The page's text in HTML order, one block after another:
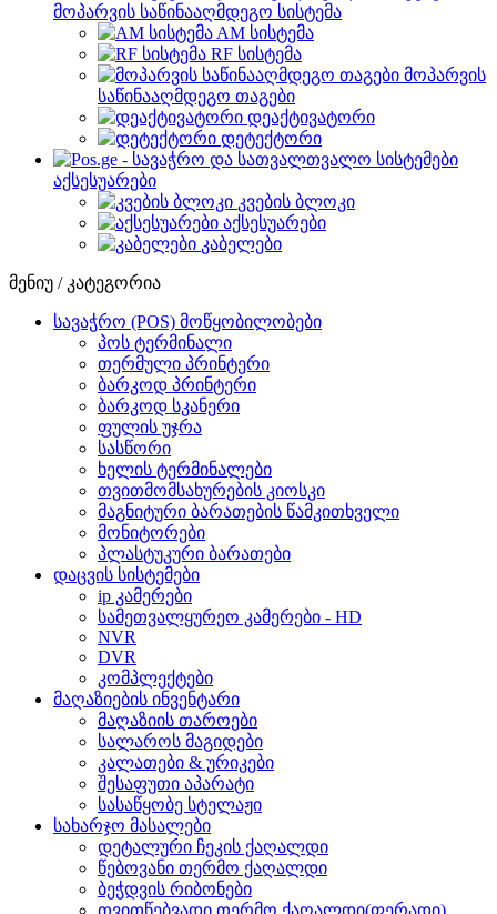
მოპარვის საწინააღმდეგო სისტემა
AM სისტემა
RF სისტემა
მოპარვის
საწინააღმდეგო თაგები
დეაქტივატორი
დეტექტორი
აქსესუარები
კვების ბლოკი
აქსესუარები
კაბელები
მენიუ / კატეგორია
სავაჭრო (POS) მოწყობილობები
პოს ტერმინალი
თერმული პრინტერი
ბარკოდ პრინტერი
ბარკოდ სკანერი
ფულის უჯრა
სასწორი
ხელის ტერმინალები
თვითმომსახურების კიოსკი
მაგნიტური ბარათების წამკითხველი
მონიტორები
პლასტუკური ბარათები
დაცვის სისტემები
ip კამერები
სამეთვალყურეო კამერები - HD
NVR
DVR
კომპლექტები
მაღაზიების ინვენტარი
მაღაზიის თაროები
სალაროს მაგიდები
კალათები & ურიკები
შესაფუთი აპარატი
სასაწყობე სტელაჟი
სახარჯო მასალები
დეტალური ჩეკის ქაღალდი
წებოვანი თერმო ქაღალდი
ბეჭდვის რიბონები
თვითწებვადი თერმო ქაღალდი(ფერადი)